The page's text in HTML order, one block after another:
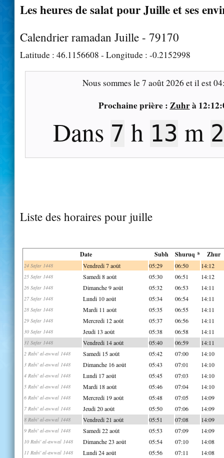
Les heures de salat pour Juille et ses
Calendrier ramadan Juille - 79170
Latitude : 46.1156608 - Longitude : -0.2152998
Nous sommes le7 août 2026 et il est
Prochaine prière : Zuhrà
Dans 7 h 13 m
Liste des horaires pour juille
Date Subh Shuruq * Zhur
24 Safar 1448 Vendredi 7 août 05:29 06:50 14:12
25 Safar 1448 Samedi 8 août 05:30 06:51 14:12
26 Safar 1448 Dimanche 9 août 05:32 06:53 14:11
27 Safar 1448 Lundi 10 août 05:34 06:54 14:11
28 Safar 1448 Mardi 11 août 05:35 06:55 14:11
29 Safar 1448 Mercredi 12 août 05:37 06:56 14:11
30 Safar 1448 Jeudi 13 août 05:38 06:58 14:11
31 Safar 1448 Vendredi 14 août 05:40 06:59 14:11
2 Rabi' al-awwal 1448 Samedi 15 août 05:42 07:00 14:10
3 Rabi' al-awwal 1448 Dimanche 16 août 05:43 07:01 14:10
4 Rabi' al-awwal 1448 Lundi 17 août 05:45 07:03 14:10
5 Rabi' al-awwal 1448 Mardi 18 août 05:46 07:04 14:10
6 Rabi' al-awwal 1448 Mercredi 19 août 05:48 07:05 14:09
7 Rabi' al-awwal 1448 Jeudi 20 août 05:50 07:06 14:09
8 Rabi' al-awwal 1448 Vendredi 21 août 05:51 07:08 14:09
9 Rabi' al-awwal 1448 Samedi 22 août 05:53 07:09 14:09
10 Rabi' al-awwal 1448 Dimanche 23 août 05:54 07:10 14:08
11 Rabi' al-awwal 1448 Lundi 24 août 05:56 07:11 14:08